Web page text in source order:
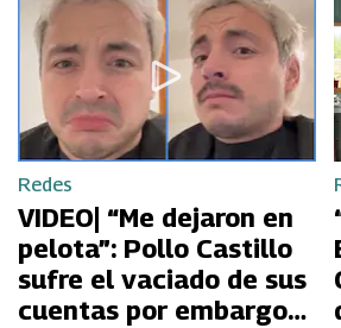
Redes
VIDEO| “Me dejaron en
pelota”: Pollo Castillo
sufre el vaciado de sus
cuentas por embargo